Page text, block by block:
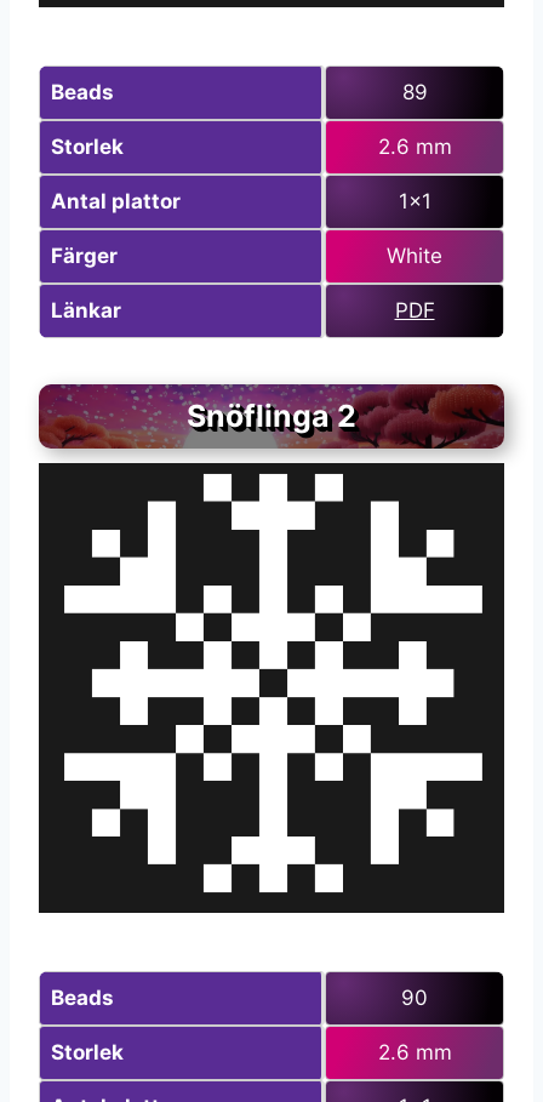
Beads 89
Storlek 2.6 mm
Antal plattor 1×1
Färger White
Länkar PDF
Snöflinga 2
Beads 90
Storlek 2.6 mm